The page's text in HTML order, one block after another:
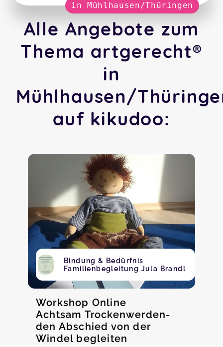
in Mühlhausen/Thüringen
Alle Angebote zum
Thema artgerecht®
in
Mühlhausen/
auf kikudoo:
Bindung & Bedürfnis
Familienbegleitung Jula Brandl
Workshop Online
Achtsam Trockenwerden-
den Abschied von der
Windel begleiten